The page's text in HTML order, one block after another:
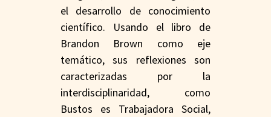
el desarrollo de conocimiento
científico. Usando el libro de
Brandon Brown como eje
temático, sus reflexiones son
caracterizadas por la
interdisciplinaridad, como
Bustos es Trabajadora Social,